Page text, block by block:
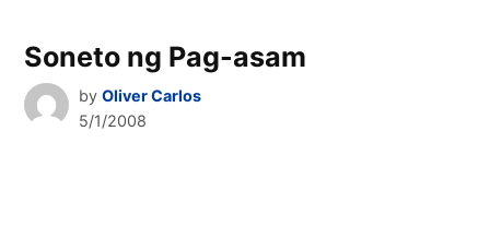
Soneto ng Pag-asam
by Oliver Carlos
5/1/2008